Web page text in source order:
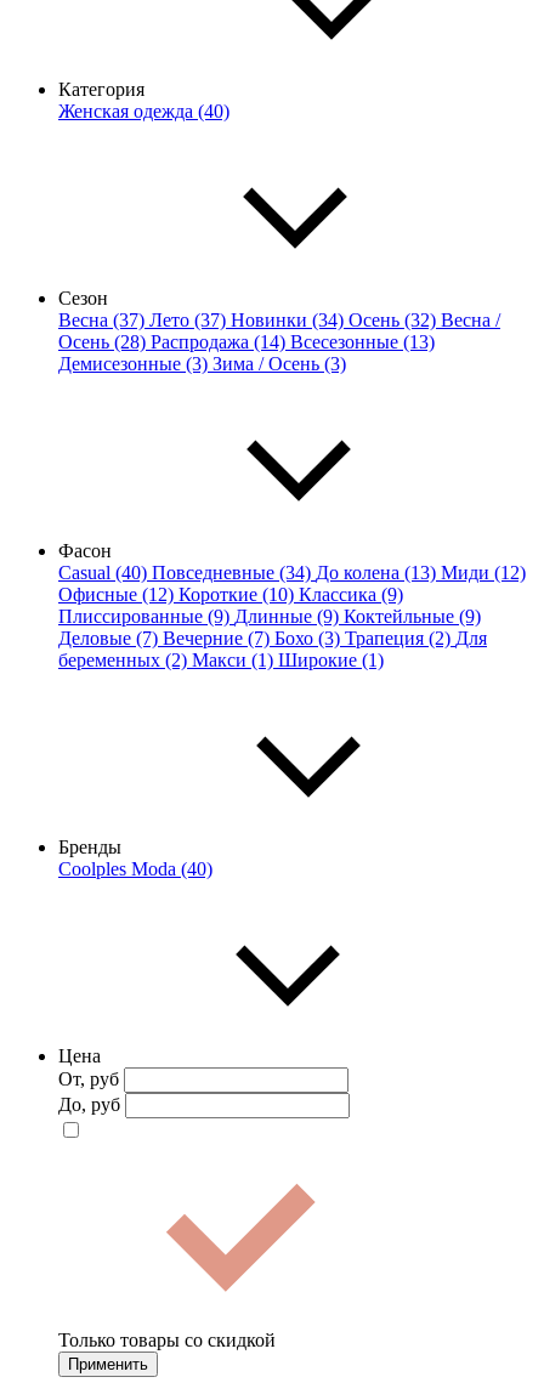
Категория
Женская одежда (40)
Сезон
Весна (37) Лето (37) Новинки (34) Осень (32) Весна /
Осень (28) Распродажа (14) Всесезонные (13)
Демисезонные (3) Зима / Осень (3)
Фасон
Casual (40) Повседневные (34) До колена (13) Миди (12)
Офисные (12) Короткие (10) Классика (9)
Плиссированные (9) Длинные (9) Коктейльные (9)
Деловые (7) Вечерние (7) Бохо (3) Трапеция (2) Для
беременных (2) Макси (1) Широкие (1)
Бренды
Coolples Moda (40)
Цена
От, руб
До, руб
Только товары со скидкой
Применить